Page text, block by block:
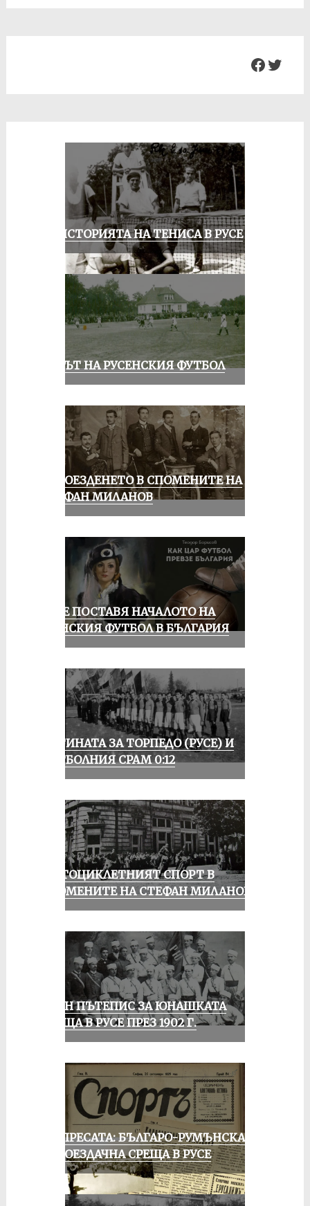
ЗА ИСТОРИЯТА НА ТЕНИСА В РУСЕ
ВЕКЪТ НА РУСЕНСКИЯ ФУТБОЛ
КОЛОЕЗДЕНЕТО В СПОМЕНИТЕ НА
СТЕФАН МИЛАНОВ
РУСЕ ПОСТАВЯ НАЧАЛОТО НА
ЖЕНСКИЯ ФУТБОЛ В БЪЛГАРИЯ
ИСТИНАТА ЗА ТОРПЕДО (РУСЕ) И
ФУТБОЛНИЯ СРАМ 0:12
МОТОЦИКЛЕТНИЯТ СПОРТ В
СПОМЕНИТЕ НА СТЕФАН МИЛАНОВ
ЕДИН ПЪТЕПИС ЗА ЮНАШКАТА
СРЕЩА В РУСЕ ПРЕЗ 1902 Г.
ОТ ПРЕСАТА: БЪЛГАРО-РУМЪНСКА
КОЛОЕЗДАЧНА СРЕЩА В РУСЕ